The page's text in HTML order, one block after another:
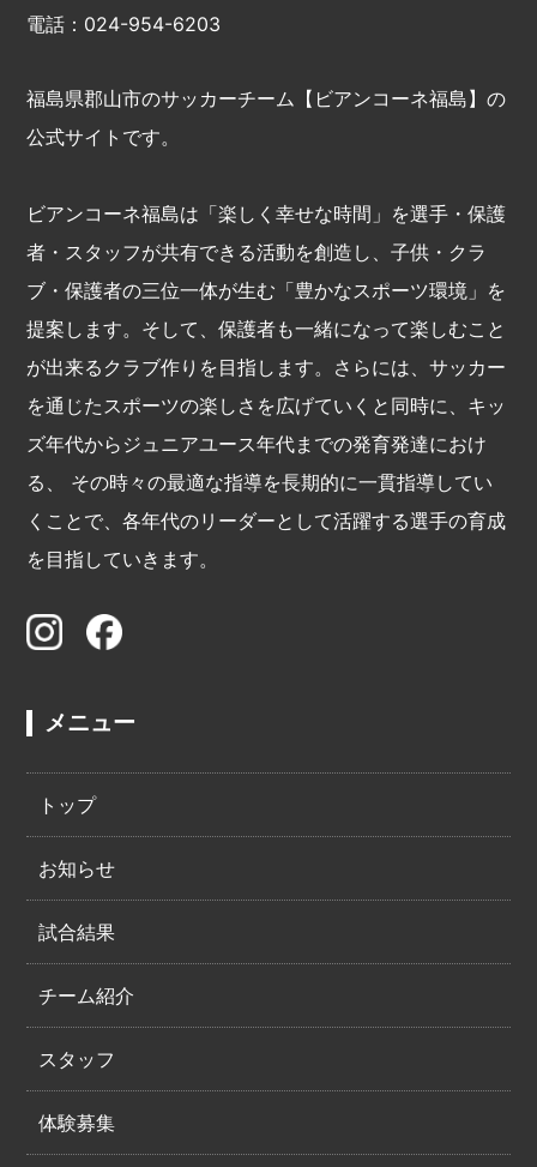
電話：024-954-6203
福島県郡山市のサッカーチーム【ビアンコーネ福島】の
公式サイトです。
ビアンコーネ福島は「楽しく幸せな時間」を選手・保護
者・スタッフが共有できる活動を創造し、子供・クラ
ブ・保護者の三位一体が生む「豊かなスポーツ環境」を
提案します。そして、保護者も一緒になって楽しむこと
が出来るクラブ作りを目指します。さらには、サッカー
を通じたスポーツの楽しさを広げていくと同時に、キッ
ズ年代からジュニアユース年代までの発育発達におけ
る、 その時々の最適な指導を長期的に一貫指導してい
くことで、各年代のリーダーとして活躍する選手の育成
を目指していきます。
メニュー
トップ
お知らせ
試合結果
チーム紹介
スタッフ
体験募集